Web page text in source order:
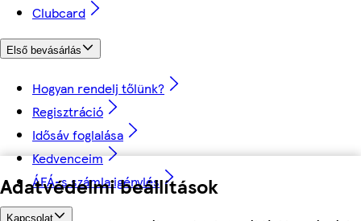
Adatvédelmi beállítások
Clubcard
Első bevásárlás
Hogyan rendelj tőlünk?
Regisztráció
Idősáv foglalása
Kedvenceim
ÁFÁ-s számla igénylés
Kapcsolat